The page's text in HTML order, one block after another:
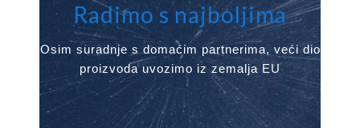
Radimo s najboljima
Osim suradnje s domaćim partnerima, veći dio
proizvoda uvozimo iz zemalja EU